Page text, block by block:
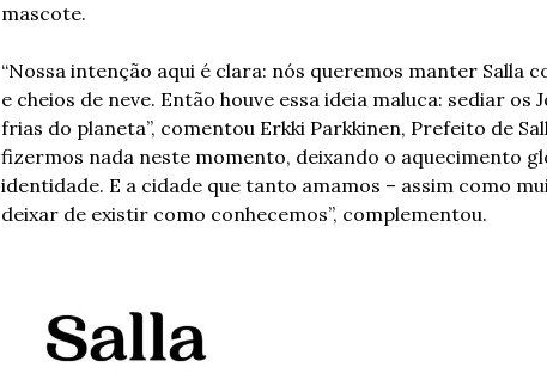
mascote.
“Nossa intenção aqui é clara: nós queremos manter Salla
e cheios de neve. Então houve essa ideia maluca: sediar os
frias do planeta”, comentou Erkki Parkkinen, Prefeito de
fizermos nada neste momento, deixando o aquecimento
identidade. E a cidade que tanto amamos – assim como
deixar de existir como conhecemos”, complementou.